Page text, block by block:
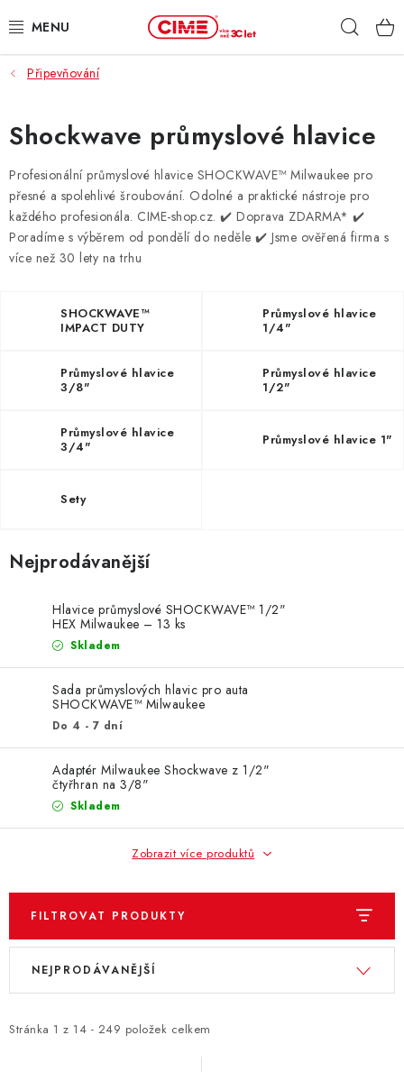
na
ZAHRADA, LES
DÍLNA, STAVBA
MILWAUKEE
ELEKTROMOBILITA
PROFI STROJE
PRODEJNY
KONTAKTY
ODSTOUPENÍ OD SMLOUVY
Připevňování
Shockwave průmyslové hlavice
Profesionální průmyslové hlavice SHOCKWAVE™ Milwaukee pro
přesné a spolehlivé šroubování. Odolné a praktické nástroje pro
každého profesionála. CIME-shop.cz. ✔️ Doprava ZDARMA* ✔️
Poradíme s výběrem od pondělí do neděle ✔️ Jsme ověřená firma s
více než 30 lety na trhu
SHOCKWAVE™
IMPACT DUTY
Průmyslové hlavice
1/4"
Průmyslové hlavice
3/8"
Průmyslové hlavice
1/2"
Průmyslové hlavice
3/4"
Průmyslové hlavice 1"
Sety
Nejprodávanější
Hlavice průmyslové SHOCKWAVE™ 1/2"
HEX Milwaukee – 13 ks
Skladem
Sada průmyslových hlavic pro auta
SHOCKWAVE™ Milwaukee
Do 4 - 7 dní
Adaptér Milwaukee Shockwave z 1/2"
čtyřhran na 3/8"
Skladem
Zobrazit více produktů
FILTROVAT PRODUKTY
V
i
Stránka 1 z 14 - 249 položek celkem
Ř
e
NEJPRODÁVANĚJŠÍ